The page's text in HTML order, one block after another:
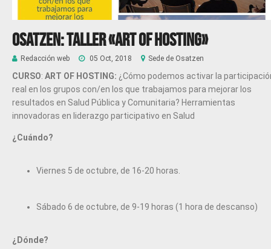
Osatzen: Taller «Art of Hosting»
Redacción web 05 Oct, 2018 Sede de Osatzen
CURSO: ART OF HOSTING: ¿Cómo podemos activar la
real en los grupos con/en los que trabajamos para mejorar los
resultados en Salud Pública y Comunitaria? Herramientas
innovadoras en liderazgo participativo en Salud
¿Cuándo?
Viernes 5 de octubre, de 16-20 horas.
Sábado 6 de octubre, de 9-19 horas (1 hora de descanso)
¿Dónde?